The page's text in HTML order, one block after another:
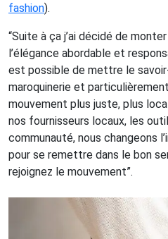
fashion).
“Suite à ça j’ai décidé de
l’élégance abordable et
est possible de mettre le
maroquinerie et
mouvement plus juste, plus
nos fournisseurs locaux, les
communauté, nous changeons
pour se remettre dans le bon
rejoignez le mouvement”.